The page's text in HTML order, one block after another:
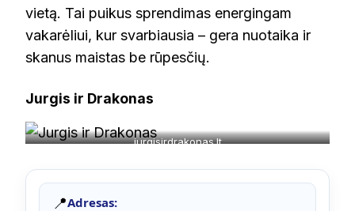
vietą. Tai puikus sprendimas energingam
vakarėliui, kur svarbiausia – gera nuotaika ir
skanus maistas be rūpesčių.
Jurgis ir Drakonas
jurgisirdrakonas.lt
📍Adresas: